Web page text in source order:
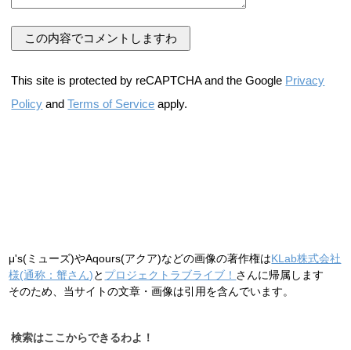
This site is protected by reCAPTCHA and the Google Privacy
Policy andTerms of Service apply.
μ's(ミューズ)やAqours(アクア)などの画像の著作権はKLab株式会社
様(通称：蟹さん)と プロジェクトラブライブ！ さんに帰属します
そのため、当サイトの文章・画像は引用を含んでいます。
検索はここからできるわよ！